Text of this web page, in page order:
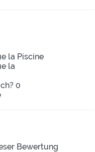
la Piscine
la
0
Bewertung